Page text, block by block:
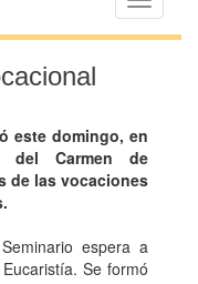
este domingo, en
del Carmen de
de las vocaciones
espera a
Se formó